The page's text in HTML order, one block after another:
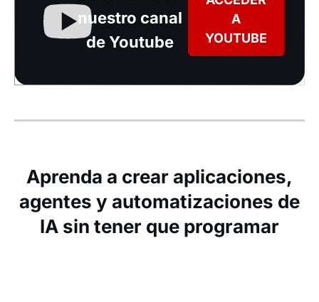
nuestro canal
de Youtube
A
YOUTUBE
Aprenda a crear aplicaciones,
agentes y automatizaciones de
IA sin tener que programar